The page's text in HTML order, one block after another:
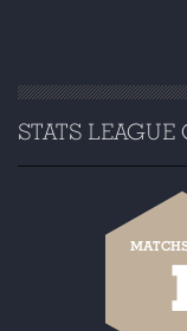
STATS LEAGUE